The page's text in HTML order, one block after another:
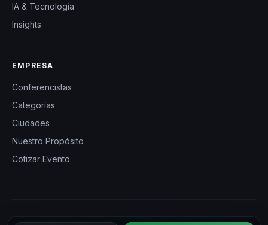
IA & Tecnología
Insights
EMPRESA
Conferencistas
Categorías
Ciudades
Nuestro Propósito
Cotizar Evento